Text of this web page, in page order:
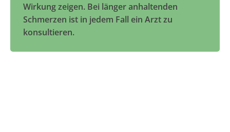
Wirkung zeigen. Bei länger anhaltenden
Schmerzen ist in jedem Fall ein Arzt zu
konsultieren.